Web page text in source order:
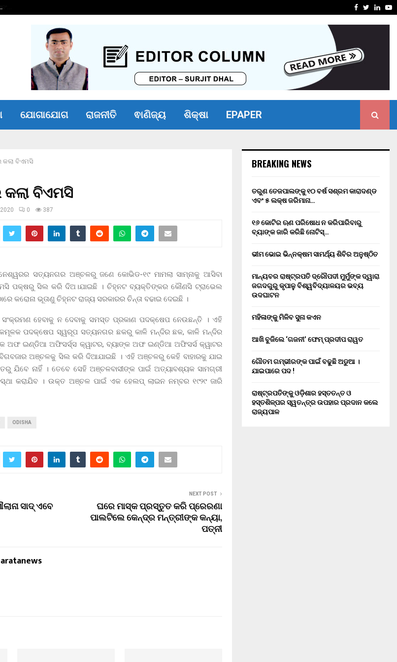
Facebook
Twitter
ଯୋଗାଯୋଗ ରାଜନୀତି ଵାଣିଜ୍ୟ ଶିକ୍ଷା EPAPER
ବିଏମସି
ବିଏମସି
0 387
ସତ୍ୟନଗର ଅଞ୍ଚଳରୁ ଜଣେ କୋଭିଡ-୧୯ ମାମଲା ସାମ୍ନାକୁ ଆସିବା
ପକ୍ଷରୁ ସିଲ କରି ଦିଅ।ଯାଇଛି । ଚିହ୍ନଟ ବ୍ୟକ୍ତିଙ୍କର କୌଣସି ଟ୍ରାଭେଲ
କରୋନା ଭୂତାଣୁ ଚିହ୍ନଟ ରାଜ୍ୟ ସରକାରର ଚିନ୍ତା ବଢାଇ ଦେଇଛି ।
ସଂକ୍ରମଣ ହେବାକୁ ନ ଦେବାକୁ ସମସ୍ତ ପ୍ରକାଣ ପଦକ୍ଷେପ ନେଉଛନ୍ତି । ଏହି
ପଦକ୍ଷେପ ସ୍ୱରୂପ ସତ୍ୟନଗର ଛକରୁ କାଳି ମନ୍ଦିର ଛକ, କାଳି ମନ୍ଦିର
ଅଫ ଇଣ୍ଡିଆ ଅଫିସର୍ସ୍ସ କ୍ୱାଟର, ବ୍ୟାଙ୍କ ଅଫ ଇଣ୍ଡିଆ ଅଫିସର୍ସ କ୍ୱାଟର
ଅଞ୍ଚଳକୁ ସିଲ କରି ଦିଆଯାଇଛି । ଏହି ଅଞ୍ଚଳରୁ କେହି ବାହାରକୁ ଯାଇ
ଯିବେ ନାହିଁ । ତେବେ ସେହି ଅଞ୍ଚଳବାସୀଙ୍କ ପାଇଁ ଅତ୍ୟାବଶ୍ୟକ ସାମଗ୍ରୀ
କରାଯିବ । ଉକ୍ତ ଅଞ୍ଚଳ ପାଇଁ ଏକ ହେଲପ୍ ଲାଇନ ନମ୍ବର ୧୯୨୯ ଜାରି
ODISHA
ସାଦ୍ ଏବେ
NEXT POST
ଘରେ ମାସ୍କ ପ୍ରସ୍ତୁତ କରି ପ୍ରେରଣା
ପାଲଟିଲେ କେନ୍ଦ୍ର ମନ୍ତ୍ରୀଙ୍କ କନ୍ୟା,
ପତ୍ନୀ
BREAKING NEWS
ତରୁଣ ତେଜପାଲଙ୍କୁ ୧୦ ବର୍ଷ ସଶ୍ରମ କାରାଦଣ୍ଡ
ଏବଂ ₹୫ ଲକ୍ଷ ଜରିମାନା…
୧୬ କୋଟିର ଋଣ ପରିଷୋଧ ନ କରିପାରିବାରୁ
ବ୍ୟାଙ୍କ ଜାରି କରିଛି ନୋଟିସ୍…
ଭୀମ ଭୋଇ ଭିନ୍ନକ୍ଷମ ସାମର୍ଥ୍ୟ ଶିବିର ଅନୁଷ୍ଠିତ
ମାନ୍ୟବର ରାଷ୍ଟ୍ରପତି ଦ୍ରୌପଦୀ ମୁର୍ମୁଙ୍କ ଦ୍ୱାରା
ଜଗଦଗୁରୁ କୃପାଳୁ ବିଶ୍ୱବିଦ୍ୟାଳୟର ଭବ୍ୟ
ଉଦଘାଟନ
ମହିଳାଙ୍କୁ ମିଳିବ ସୁନା କଏନ
ଆଖି ବୁଜିଲେ ‘ଗଜନୀ’ ଫେମ୍ ପ୍ରଦୀପ ରାୱତ
ଗୌତମ ଗମ୍ଭୀରଙ୍କ ପାଇଁ ବଢୁଛି ଅଡୁଆ ।
ଯାଇପାରେ ପଦ !
ରାଷ୍ଟ୍ରପତିଙ୍କୁ ଓଡ଼ିଶାର ହସ୍ତତନ୍ତ ଓ
ହସ୍ତଶିଳ୍ପର ସ୍ୱତନ୍ତ୍ର ଉପହାର ପ୍ରଦାନ କଲେ
ରାଜ୍ୟପାଳ